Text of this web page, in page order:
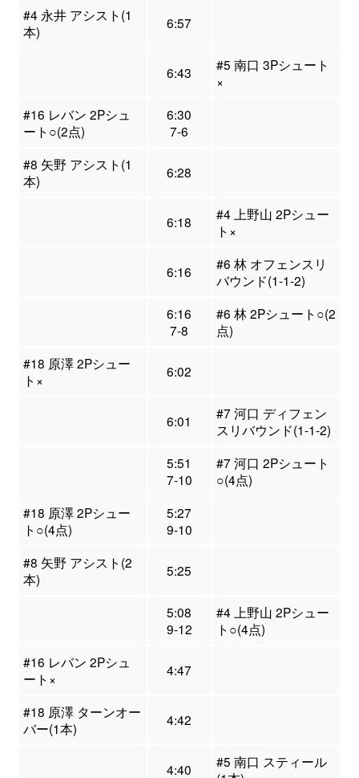
#4 永井 アシスト(1
本)
6:57
6:43
#5 南口 3Pシュート
×
#16 レバン 2Pシュ
ート○(2点)
6:30
7-6
#8 矢野 アシスト(1
本)
6:28
6:18
#4 上野山 2Pシュー
ト×
6:16
#6 林 オフェンスリ
バウンド(1-1-2)
6:16
7-8
#6 林 2Pシュート○(2
点)
#18 原澤 2Pシュー
ト×
6:02
6:01
#7 河口 ディフェン
スリバウンド(1-1-2)
5:51
7-10
#7 河口 2Pシュート
○(4点)
#18 原澤 2Pシュー
ト○(4点)
5:27
9-10
#8 矢野 アシスト(2
本)
5:25
5:08
9-12
#4 上野山 2Pシュー
ト○(4点)
#16 レバン 2Pシュ
ート×
4:47
#18 原澤 ターンオー
バー(1本)
4:42
4:40
#5 南口 スティール